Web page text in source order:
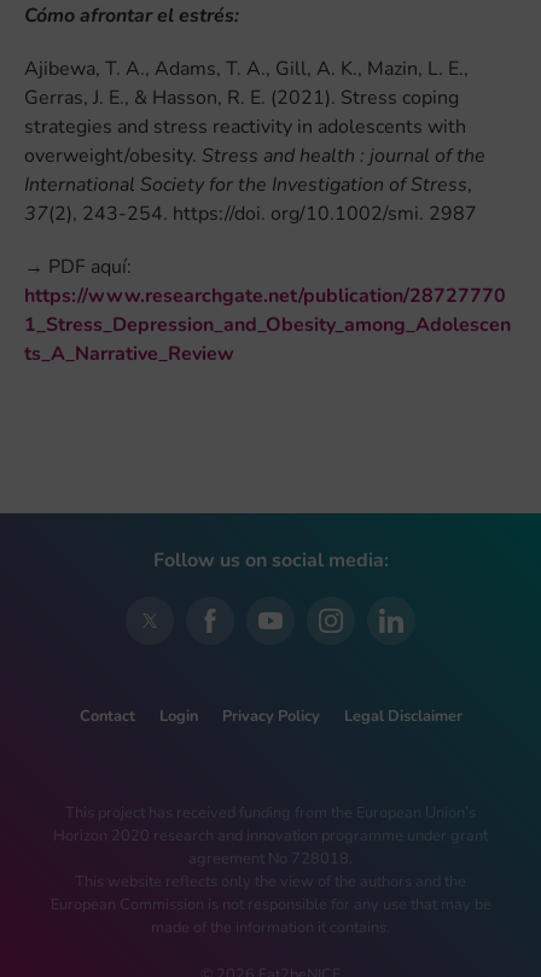
Cómo afrontar el estrés:
Ajibewa, T. A., Adams, T. A., Gill, A. K., Mazin, L. E.,
Gerras, J. E., & Hasson, R. E. (2021). Stress coping
strategies and stress reactivity in adolescents with
overweight/obesity. Stress and health : journal of the
International Society for the Investigation of Stress,
37(2), 243-254. https://doi. org/10.1002/smi. 2987
→ PDF aquí:
https://www.researchgate.net/publication/28727770
1_Stress_Depression_and_Obesity_among_Adolescen
ts_A_Narrative_Review
Follow us on social media:
Contact Login Privacy Policy Legal Disclaimer
This project has received funding from the European Union’s
Horizon 2020 research and innovation programme under grant
agreement No 728018.
This website reflects only the view of the authors and the
European Commission is not responsible for any use that may be
made of the information it contains.